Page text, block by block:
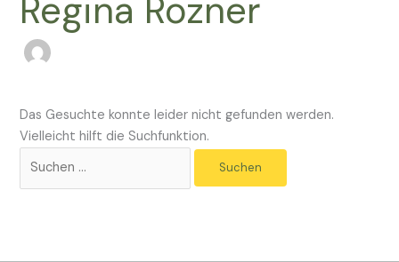
Regina Rozner
Das Gesuchte konnte leider nicht gefunden werden.
Vielleicht hilft die Suchfunktion.